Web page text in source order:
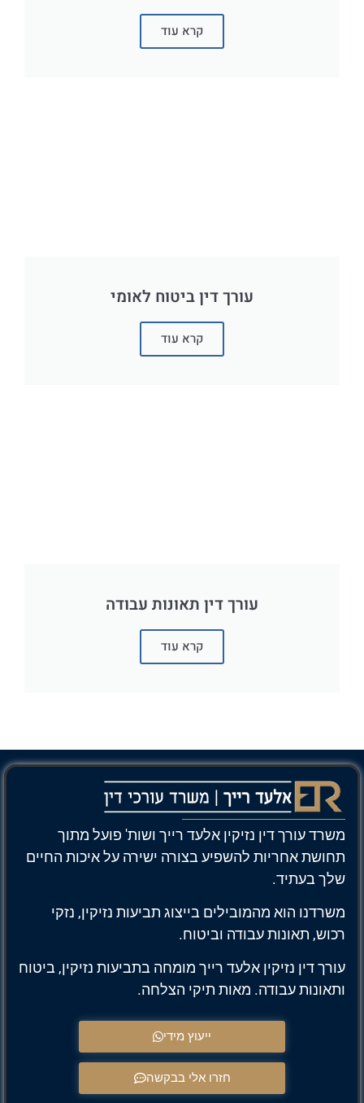
קרא עוד
עורך דין ביטוח לאומי
קרא עוד
עורך דין תאונות עבודה
קרא עוד
משרד עורך דין נזיקין אלעד רייך ושות' פועל מתוך
תחושת אחריות להשפיע בצורה ישירה על איכות החיים
שלך בעתיד.
משרדנו הוא מהמובילים בייצוג תביעות נזיקין, נזקי
רכוש, תאונות עבודה וביטוח.
עורך דין נזיקין אלעד רייך מומחה בתביעות נזיקין, ביטוח
ותאונות עבודה. מאות תיקי הצלחה.
ייעוץ מידי
חזרו אלי בבקשה